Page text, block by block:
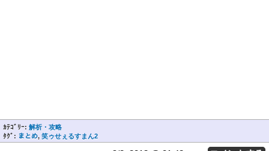
ｶﾃｺﾞﾘｰ: 解析・攻略
ﾀｸﾞ: まとめ, 笑ゥせぇるすまん2